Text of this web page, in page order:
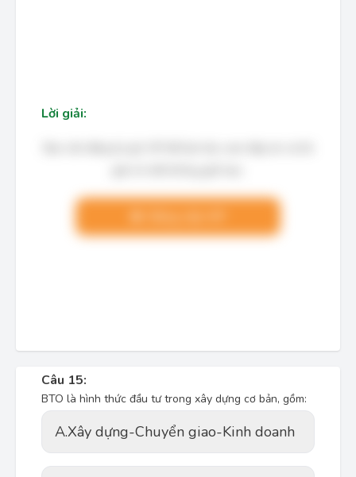
Lời giải:
Câu 15:
BTO là hình thức đầu tư trong xây dựng cơ bản, gồm:
A.Xây dựng-Chuyển giao-Kinh doanh